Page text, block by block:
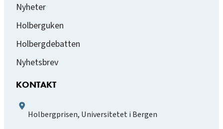
Nyheter
Holberguken
Holbergdebatten
Nyhetsbrev
KONTAKT
Holbergprisen, Universitetet i Bergen